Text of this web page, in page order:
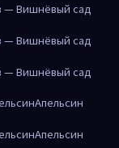
— Вишнёвый сад
— Вишнёвый сад
— Вишнёвый сад
Апельсин
Апельсин